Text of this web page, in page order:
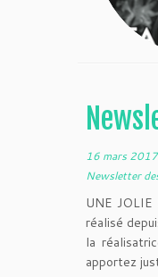
16 mars 2017
Newsletter
UNE
réalisé
la
apportez